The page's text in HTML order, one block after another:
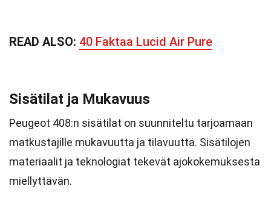
READ ALSO: 40 Faktaa Lucid Air Pure
Sisätilat ja Mukavuus
Peugeot 408:n sisätilat on suunniteltu tarjoamaan
matkustajille mukavuutta ja tilavuutta. Sisätilojen
materiaalit ja teknologiat tekevät ajokokemuksesta
miellyttävän.